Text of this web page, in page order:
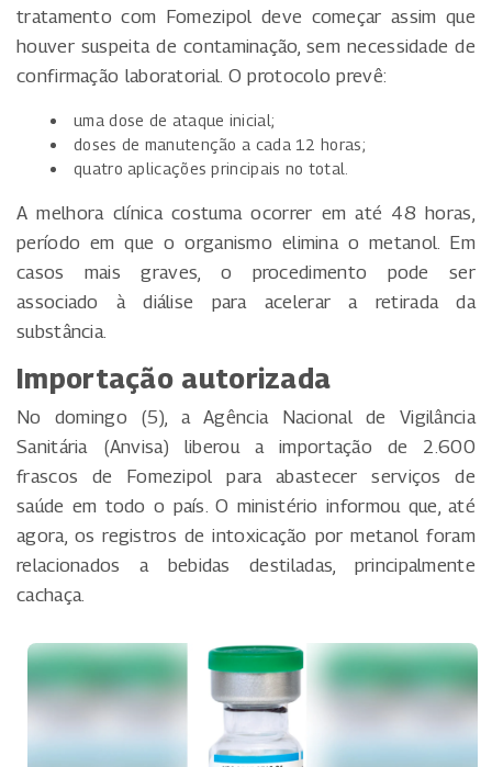
tratamento com Fomezipol deve começar assim que
houver suspeita de contaminação, sem necessidade de
confirmação laboratorial. O protocolo prevê:
uma dose de ataque inicial;
doses de manutenção a cada 12 horas;
quatro aplicações principais no total.
A melhora clínica costuma ocorrer em até 48 horas,
período em que o organismo elimina o metanol. Em
casos mais graves, o procedimento pode ser
associado à diálise para acelerar a retirada da
substância.
Importação autorizada
No domingo (5), a Agência Nacional de Vigilância
Sanitária (Anvisa) liberou a importação de 2.600
frascos de Fomezipol para abastecer serviços de
saúde em todo o país. O ministério informou que, até
agora, os registros de intoxicação por metanol foram
relacionados a bebidas destiladas, principalmente
cachaça.